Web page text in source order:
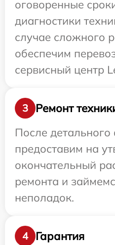
оговоренные
диагностики
случае сложного
обеспечим
сервисный центр
3
Ремонт
После
предоставим на
окончательный
ремонта и
неполадок.
4 Гарантия